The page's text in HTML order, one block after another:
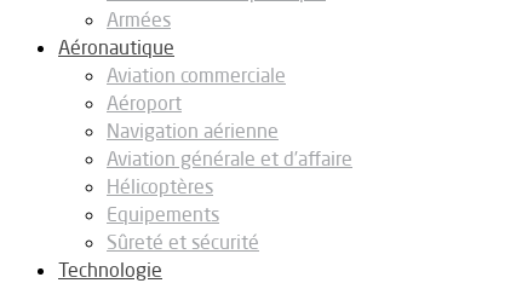
Armées
Aéronautique
Aviation commerciale
Aéroport
Navigation aérienne
Aviation générale et d’affaire
Hélicoptères
Equipements
Sûreté et sécurité
Technologie